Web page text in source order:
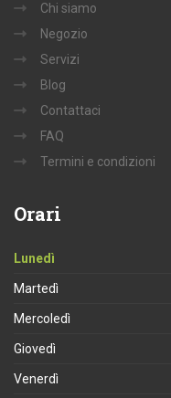
Chi siamo
Negozio
Servizi
Blog
Contattaci
FAQ
Termini e condizioni
Orari
Lunedì
Martedì
Mercoledì
Giovedì
Venerdì